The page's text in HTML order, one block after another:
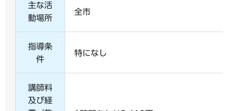
主な活
動場所
全市
指導条
件
特になし
講師料
及び経